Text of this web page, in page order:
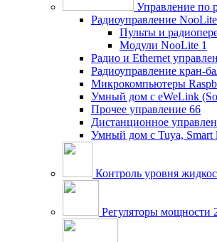
Управление по
Радиоуправление NooLite
Пульты и
Модули NooLite 1
Радио и Ethernet
Радиоуправление кран-
Микрокомпьютеры
Умный дом c eWeLink
Прочее управление 66
Дистанционное
Умный дом с Tuya, Smart
Контроль уровня
Регуляторы мощности